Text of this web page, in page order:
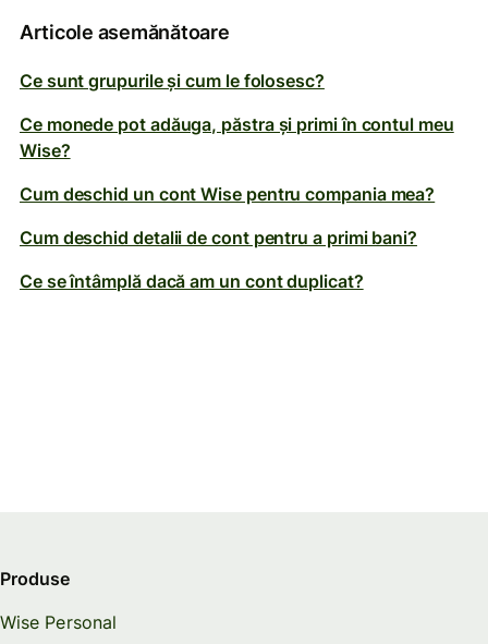
Articole asemănătoare
Ce sunt grupurile și cum le folosesc?
Ce monede pot adăuga, păstra și primi în contul meu
Wise?
Cum deschid un cont Wise pentru compania mea?
Cum deschid detalii de cont pentru a primi bani?
Ce se întâmplă dacă am un cont duplicat?
Produse
Wise Personal